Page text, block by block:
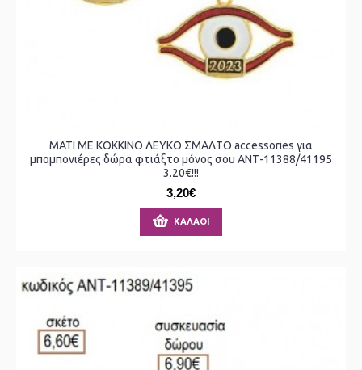
ΜΑΤΙ ΜΕ ΚΟΚΚΙΝΟ ΛΕΥΚΟ ΣΜΑΛΤΟ accessories για
μπομπονιέρες δώρα φτιάξτο μόνος σου ΑΝΤ-11388/41195
3.20€!!!
3,20€
ΚΑΛΆΘΙ